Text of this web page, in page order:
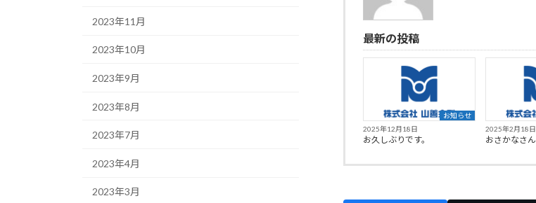
最新の投稿
お知らせ
2025年12月18日
お久しぶりです。
2025年2月18日
おさかなさん
2023年11月
2023年10月
2023年9月
2023年8月
2023年7月
2023年4月
2023年3月